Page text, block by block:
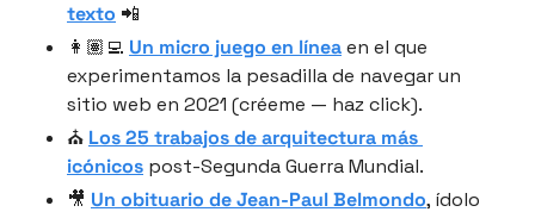
texto 📲
👩🏽‍💻 Un micro juego en línea en el que
experimentamos la pesadilla de navegar un
sitio web en 2021 (créeme — haz click).
⛪️ Los 25 trabajos de arquitectura más
icónicos post-Segunda Guerra Mundial.
🎥 Un obituario de Jean-Paul Belmondo, ídolo